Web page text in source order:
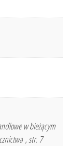
w bieżącym
, str. 7